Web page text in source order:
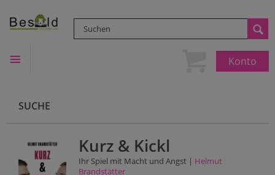
Konto
SUCHE
Kurz & Kickl
Ihr Spiel mit Macht und Angst | Helmut
Brandstätter